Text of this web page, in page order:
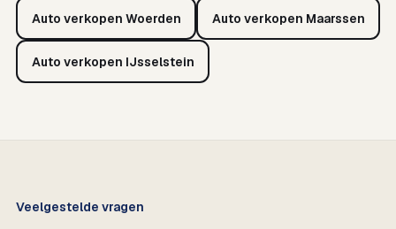
Auto verkopen Woerden Auto verkopen Maarssen
Auto verkopen IJsselstein
Veelgestelde vragen